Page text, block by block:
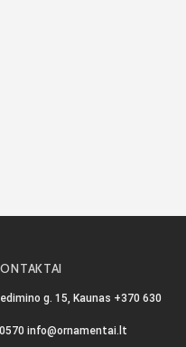
g. 15, Kaunas +370 630
info@ornamentai.lt